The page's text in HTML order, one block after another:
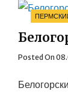
Posted On